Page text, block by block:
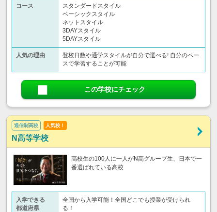
コース
スタンダードスタイル
ベーシックスタイル
ネットスタイル
3DAYスタイル
5DAYスタイル
人気の理由
登校日数や通学スタイルが自分で選べる! 自分のペー
スで学習することが可能
この学校にチェック
通信制高校 人気校！
N高等学校
高校生の100人に一人がN高グループ生、日本で一
番選ばれている高校
入学できる
都道府県
全国から入学可能！全国どこでも授業が受けられ
る！